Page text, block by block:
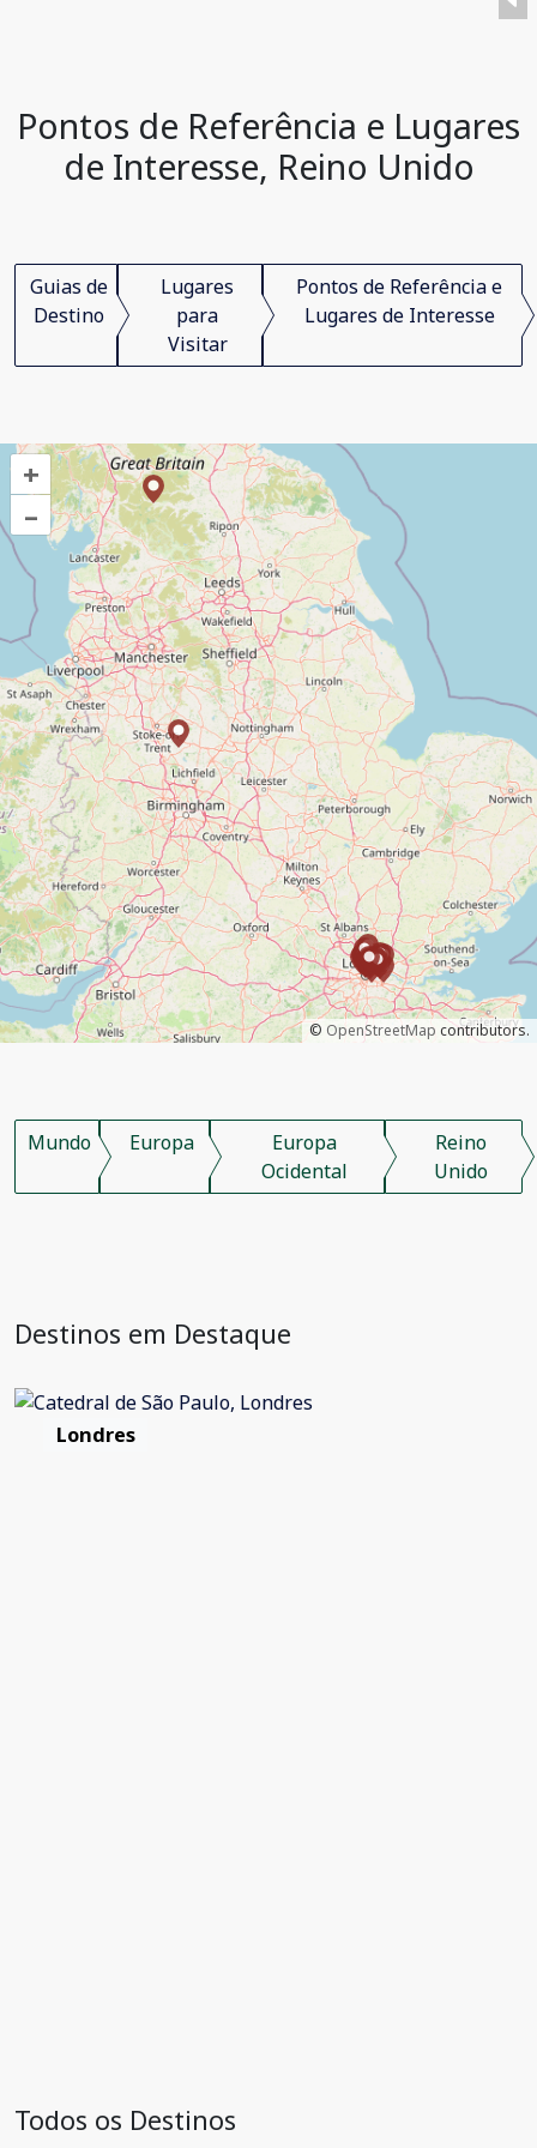
Pontos de Referência e Lugares
de Interesse, Reino Unido
Guias de
Destino
Lugares
para
Visitar
Pontos de Referência e
Lugares de Interesse
+
–
© OpenStreetMap contributors.
Mundo Europa
Europa
Ocidental
Reino
Unido
Destinos em Destaque
Londres
Todos os Destinos